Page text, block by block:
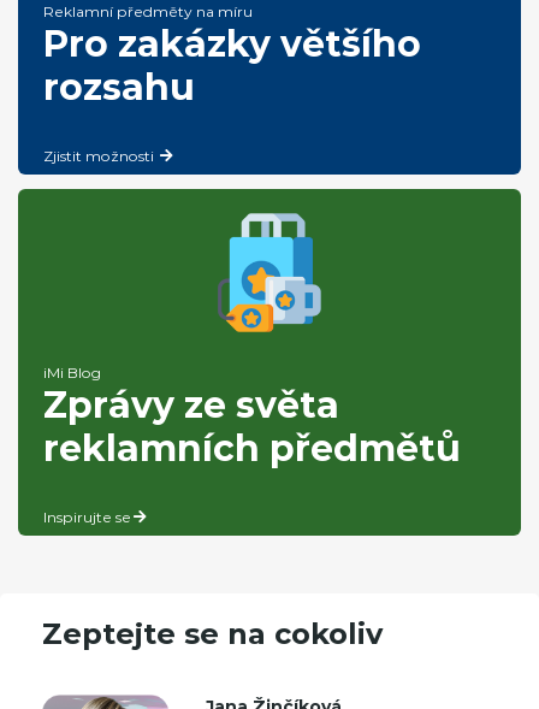
Reklamní předměty na míru
Pro zakázky většího
rozsahu
Zjistit možnosti
iMi Blog
Zprávy ze světa
reklamních předmětů
Inspirujte se
Zeptejte se na cokoliv